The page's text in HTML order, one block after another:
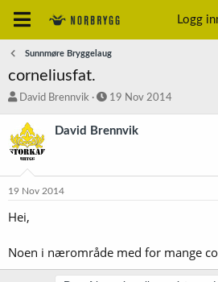
Logg
Sunnmøre Bryggelaug
corneliusfat.
T
å
d
s
t
David Brennvik
S
a
19 Nov 2014
David Brennvik
19 Nov 2014
Hei,
Noen i nærområde med for mange